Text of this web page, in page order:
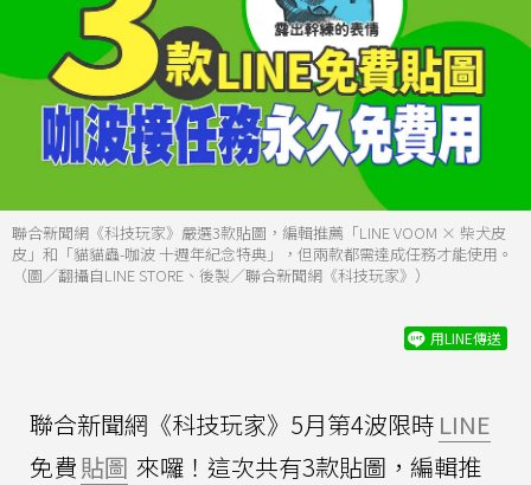
聯合新聞網《科技玩家》嚴選3款貼圖，編輯推薦「LINE VOOM × 柴犬皮
皮」和「貓貓蟲-咖波 十週年紀念特典」，但兩款都需達成任務才能使用。
（圖／翻攝自LINE STORE、後製／聯合新聞網《科技玩家》）
用LINE傳送
聯合新聞網《科技玩家》5月第4波限時 LINE
免費貼圖 來囉！這次共有3款貼圖，編輯推